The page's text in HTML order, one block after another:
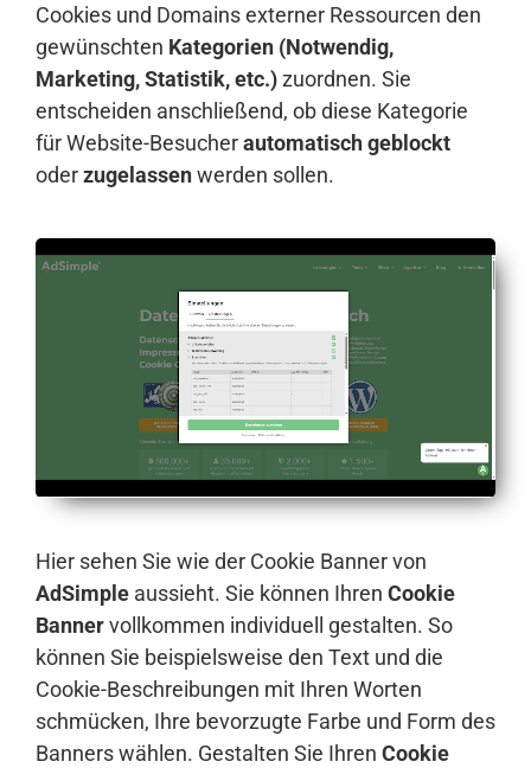
Cookies und Domains externer Ressourcen den
gewünschten Kategorien (Notwendig,
Marketing, Statistik, etc.)zuordnen. Sie
entscheiden anschließend, ob diese Kategorie
für Website-Besucherautomatisch geblockt
oderzugelassenwerden sollen.
Hier sehen Sie wie der Cookie Banner von
AdSimple aussieht. Sie können Ihren Cookie
Bannervollkommen individuell gestalten. So
können Sie beispielsweise den Text und die
Cookie-Beschreibungen mit Ihren Worten
schmücken, Ihre bevorzugte Farbe und Form des
Banners wählen. Gestalten Sie Ihren Cookie